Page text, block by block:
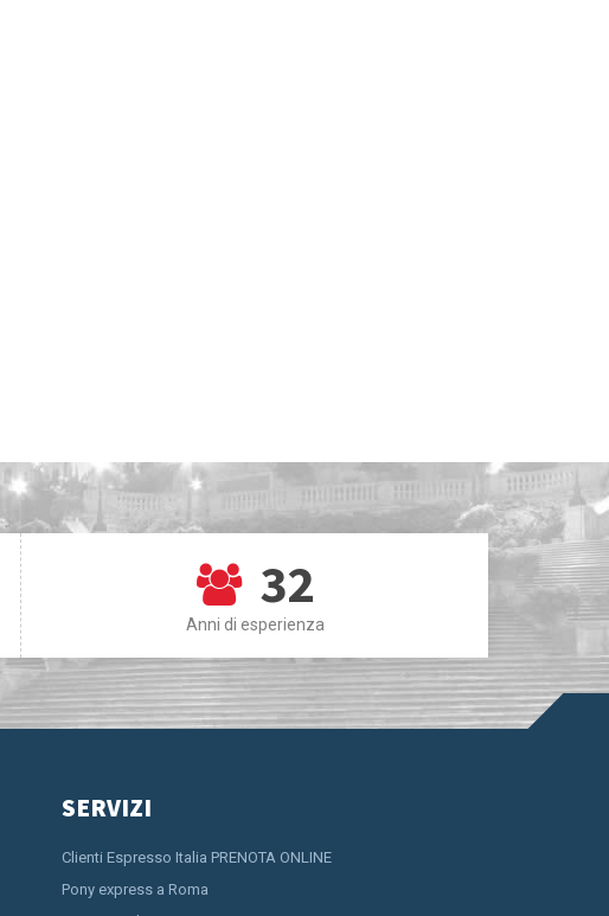
32
Anni di esperienza
SERVIZI
Clienti Espresso Italia PRENOTA ONLINE
Pony express a Roma